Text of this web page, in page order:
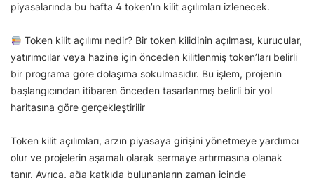
piyasalarında bu hafta 4 token’ın kilit açılımları izlenecek.
Token kilit açılımı nedir? Bir token kilidinin açılması, kurucular,
yatırımcılar veya hazine için önceden kilitlenmiş token’ları belirli
bir programa göre dolaşıma sokulmasıdır. Bu işlem, projenin
başlangıcından itibaren önceden tasarlanmış belirli bir yol
haritasına göre gerçekleştirilir
Token kilit açılımları, arzın piyasaya girişini yönetmeye yardımcı
olur ve projelerin aşamalı olarak sermaye artırmasına olanak
tanır. Ayrıca, ağa katkıda bulunanların zaman içinde